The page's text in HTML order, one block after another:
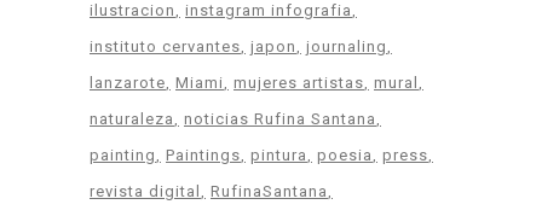
ilustracion
instagram infografia
instituto cervantes japon
journaling
lanzarote Miami mujeres artistas mural
naturaleza
noticias Rufina Santana
painting
Paintings pintura poesia
press
revista digital
RufinaSantana